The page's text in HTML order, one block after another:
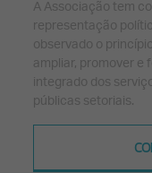
A Associação tem
representação
observado o
ampliar, promover e
integrado dos
públicas setoriais.